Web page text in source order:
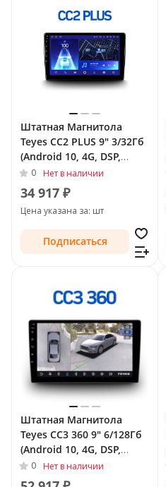
Штатная Магнитола
Teyes CC2 PLUS 9" 3/32Гб
(Android 10, 4G, DSP,
QLed) для Chevrolet
TrailBlazer II Рестайлинг
2016 - 2022
0 Нет в наличии
34 917 ₽
Цена указана за: шт
Подписаться
Штатная Магнитола
Teyes CC3 360 9" 6/128Гб
(Android 10, 4G, DSP,
QLed) - круговой обзор
для Chevrolet TrailBlazer
0 Нет в наличии